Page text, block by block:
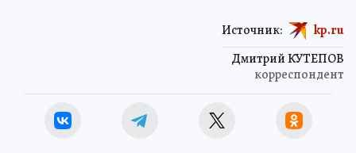
Дмитрий КУТЕПОВ
корреспондент
Источник: kp.ru